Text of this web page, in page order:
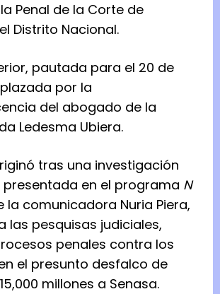
Penal de la Corte de
Distrito Nacional.
pautada para el 20 de
por la
del abogado de la
Ledesma Ubiera.
tras una investigación
en el programa N
la comunicadora Nuria Piera,
las pesquisas judiciales,
penales contra los
el presunto desfalco de
millones a Senasa.